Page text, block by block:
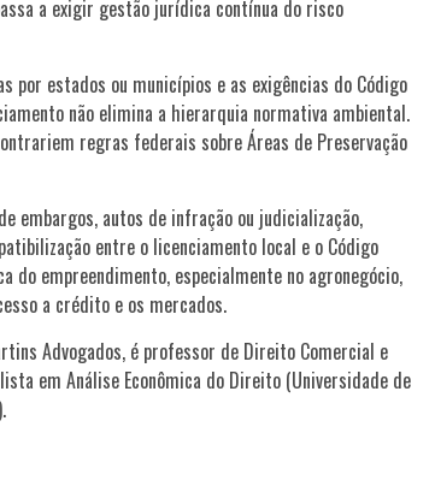
a exigir gestão jurídica contínua do risco
estados ou municípios e as exigências do Código
não elimina a hierarquia normativa ambiental.
regras federais sobre Áreas de Preservação
embargos, autos de infração ou judicialização,
entre o licenciamento local e o Código
do empreendimento, especialmente no agronegócio,
a crédito e os mercados.
Advogados, é professor de Direito Comercial e
em Análise Econômica do Direito (Universidade de